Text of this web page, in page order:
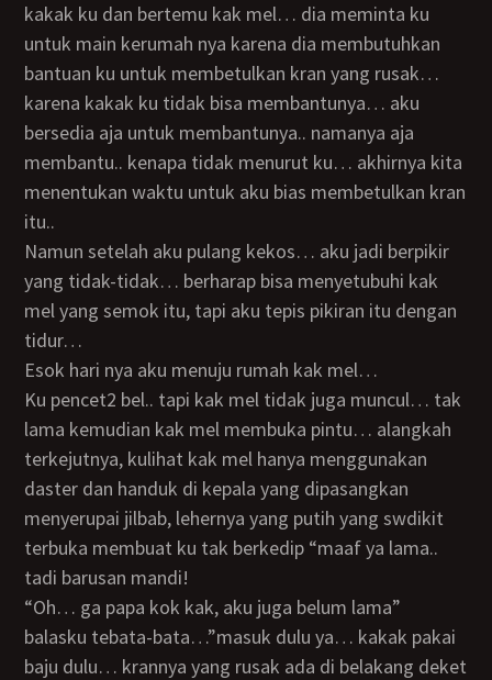
kakak ku dan bertemu kak mel… dia meminta ku
untuk main kerumah nya karena dia membutuhkan
bantuan ku untuk membetulkan kran yang rusak…
karena kakak ku tidak bisa membantunya… aku
bersedia aja untuk membantunya.. namanya aja
membantu.. kenapa tidak menurut ku… akhirnya kita
menentukan waktu untuk aku bias membetulkan kran
itu..
Namun setelah aku pulang kekos… aku jadi berpikir
yang tidak-tidak… berharap bisa menyetubuhi kak
mel yang semok itu, tapi aku tepis pikiran itu dengan
tidur…
Esok hari nya aku menuju rumah kak mel…
Ku pencet2 bel.. tapi kak mel tidak juga muncul… tak
lama kemudian kak mel membuka pintu… alangkah
terkejutnya, kulihat kak mel hanya menggunakan
daster dan handuk di kepala yang dipasangkan
menyerupai jilbab, lehernya yang putih yang swdikit
terbuka membuat ku tak berkedip “maaf ya lama..
tadi barusan mandi!
“oh… ga papa kok kak, aku juga belum lama”
balasku tebata-bata…”masuk dulu ya… kakak pakai
baju dulu… krannya yang rusak ada di belakang deket